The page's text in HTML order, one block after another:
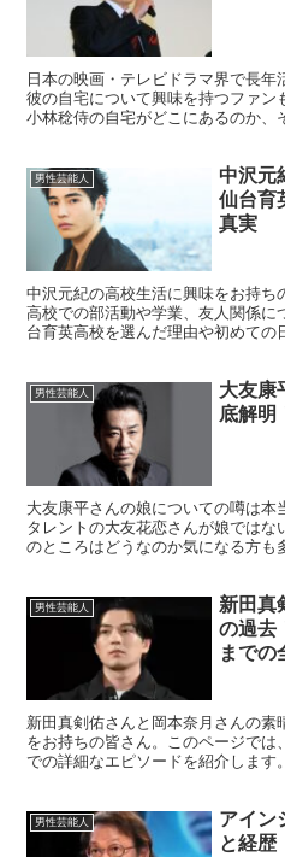
日本の映画・テレビドラマ界で長年
彼の自宅について興味を持つファン
小林稔侍の自宅がどこにあるのか、
男性芸能人
中沢元
仙台育
真実
中沢元紀の高校生活に興味をお持ち
高校での部活動や学業、友人関係に
台育英高校を選んだ理由や初めて
男性芸能人
大友康
底解明
大友康平さんの娘についての噂は本
タレントの大友花恋さんが娘では
のところはどうなのか気になる方も
男性芸能人
新田真
の過去
までの
新田真剣佑さんと岡本奈月さんの
をお持ちの皆さん。このページでは
での詳細なエピソードを紹介します
男性芸能人
アイン
と経歴